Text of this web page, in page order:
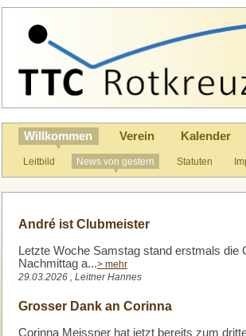
Willkommen Verein Kalender
Leitbild News von gestern Statuten
André ist Clubmeister
Letzte Woche Samstag stand erstmals
Nachmittag a...> mehr
29.03.2026 , Leitner Hannes
Grosser Dank an Corinna
Corinna Meissner hat jetzt bereits zum